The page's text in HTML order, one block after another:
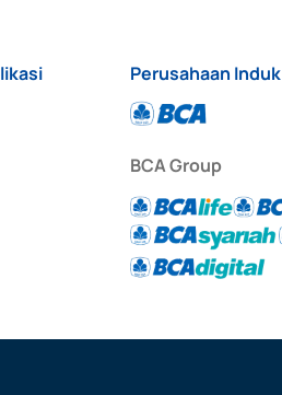
Perusahaan Induk
BCA Group